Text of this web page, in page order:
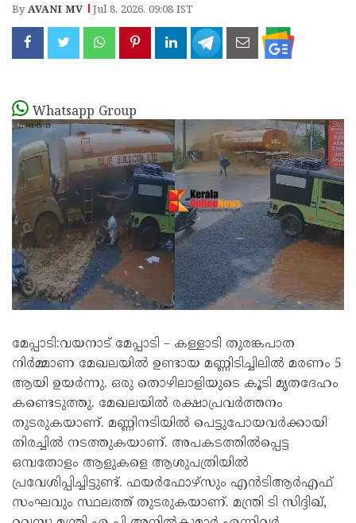
ByAVANI MV Jul 8, 2026, 09:08 IST
Whatsapp Group
മേപ്പാടി:വയനാട് മേപ്പാടി – കള്ളാടി തുരങ്കപാത
നിർമ്മാണ മേഖലയിൽ ഉണ്ടായ മണ്ണിടിച്ചിലിൽ മരണം 5
ആയി ഉയർന്നു. ഒരു തൊഴിലാളിയുടെ കൂടി മൃതദേഹം
കണ്ടെടുത്തു. മേഖലയിൽ രക്ഷാപ്രവർത്തനം
തുടരുകയാണ്. മണ്ണിനടിയിൽ പെട്ടുപോയവർക്കായി
തിരച്ചിൽ നടത്തുകയാണ്. അപകടത്തിൽപ്പെട്ട
ഒമ്പതോളം ആളുകളെ ആശുപത്രിയിൽ
പ്രവേശിപ്പിച്ചിട്ടുണ്ട്. ഫയർഫോഴ്സും എൻടിആർഎഫ്
സംഘവും സ്ഥലത്ത് തുടരുകയാണ്. മന്ത്രി ടി സിദ്ദിഖ്,